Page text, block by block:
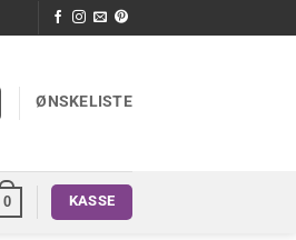
ØNSKELISTE
0 KASSE